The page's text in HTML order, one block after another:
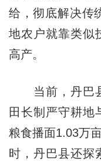
给，彻底解决传
地农户就靠类似
高产。
当前，丹巴县
田长制严守耕地
粮食播面1.03万
时，丹巴县还探